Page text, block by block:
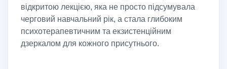
відкритою лекцією, яка не просто підсумувала
черговий навчальний рік, а стала глибоким
психотерапевтичним та екзистенційним
дзеркалом для кожного присутнього.